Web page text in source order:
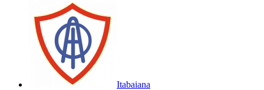
Itabaiana